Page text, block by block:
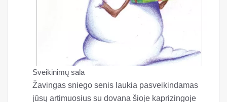
Sveikinimų sala
Žavingas sniego senis laukia pasveikindamas
jūsų artimuosius su dovana šioje kaprizingoje